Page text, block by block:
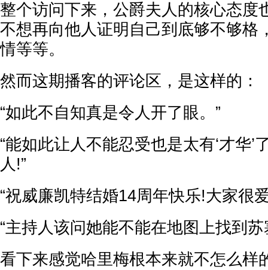
整个访问下来，公爵夫人的核心态度
不想再向他人证明自己到底够不够格
情等等。
然而这期播客的评论区，是这样的：
“如此不自知真是令人开了眼。”
“能如此让人不能忍受也是太有‘才华’
人!”
“祝威廉凯特结婚14周年快乐!大家很
“主持人该问她能不能在地图上找到苏
看下来感觉哈里梅根本来就不怎么样